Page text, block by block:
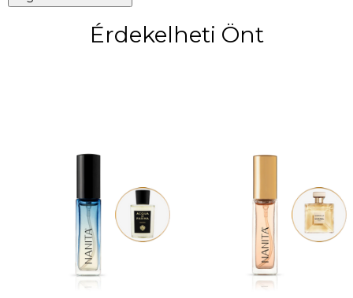
Érdekelheti Önt